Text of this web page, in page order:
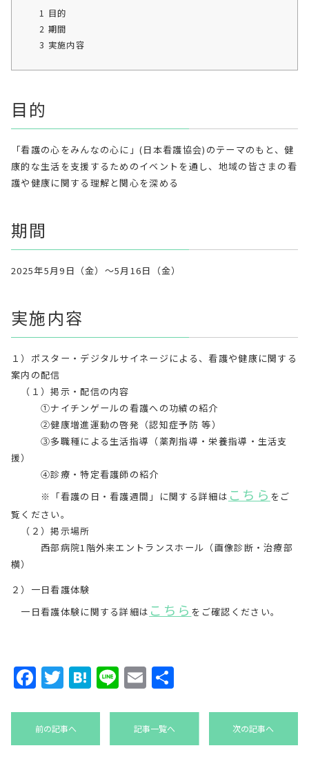
1 目的
2 期間
3 実施内容
目的
「看護の心をみんなの心に」(日本看護協会)のテーマのもと、健
康的な生活を支援するためのイベントを通し、地域の皆さまの看
護や健康に関する理解と関心を深める
期間
2025年5月9日（金）～5月16日（金）
実施内容
１）ポスター・デジタルサイネージによる、看護や健康に関する
案内の配信
（１）掲示・配信の内容
①ナイチンゲールの看護への功績の紹介
②健康増進運動の啓発（認知症予防 等）
③多職種による生活指導（薬剤指導・栄養指導・生活支
援）
④診療・特定看護師の紹介
※「看護の日・看護週間」に関する詳細は こちら をご
覧ください。
（２）掲示場所
西部病院1階外来エントランスホール（画像診断・治療部
横）
２）一日看護体験
一日看護体験に関する詳細は こちら をご確認ください。
Facebook
Twitter
Hatena
LineEmail
前の記事へ 記事一覧へ 次の記事へ